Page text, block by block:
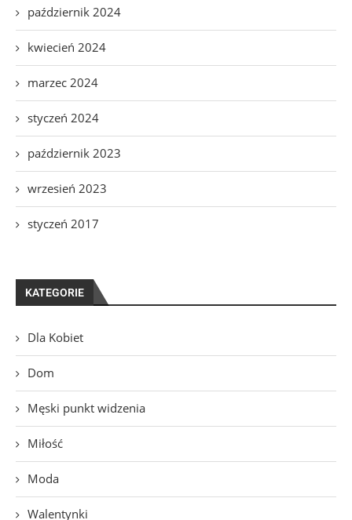
październik 2024
kwiecień 2024
marzec 2024
styczeń 2024
październik 2023
wrzesień 2023
styczeń 2017
KATEGORIE
Dla Kobiet
Dom
Męski punkt widzenia
Miłość
Moda
Walentynki